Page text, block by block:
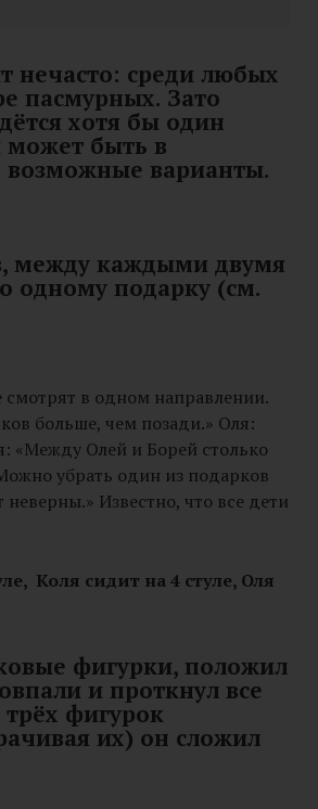
нечасто: среди любых
пасмурных. Зато
хотя бы один
может быть в
возможные варианты.
между каждыми двумя
одному подарку (см.
смотрят в одном направлении.
больше, чем позади.» Оля:
«Между Олей и Борей столько
убрать один из подарков
Известно, что все дети
Коля сидит на 4 стуле, Оля
фигурки, положил
и проткнул все
фигурок
их) он сложил